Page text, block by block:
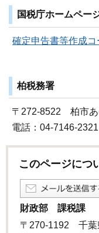
国税庁ホームペー
確定申告書等作成コ
柏税務署
〒272-8522 柏市あ
電話：04-7146-2321
このページにつ
財政部 課税課
〒270-1192 千葉